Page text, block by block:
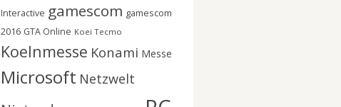
Interactive gamescom gamescom
2016 GTA Online Koei Tecmo
Koelnmesse Konami Messe
Microsoft Netzwelt